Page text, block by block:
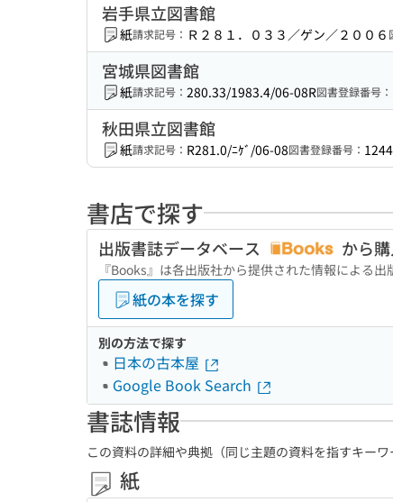
岩手県立図書館
紙請求記号： Ｒ２８１．０３３／ゲン／２００６
宮城県図書館
紙請求記号： 280.33/1983.4/06-08R図書登録番号：
秋田県立図書館
紙請求記号： R281.0/ﾆｹﾞ/06-08図書登録番号：
書店で探す
出版書誌データベース から
『Books』は各出版社から提供された情報による
紙の本を探す
別の方法で探す
日本の古本屋
Google Book Search
書誌情報
この資料の詳細や典拠（同じ主題の資料を指すキーワ
紙